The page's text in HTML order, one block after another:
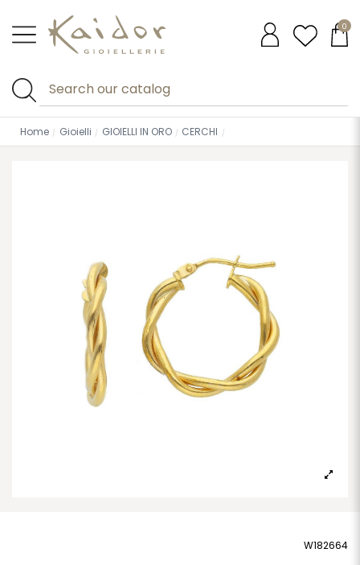
0
Home Gioielli GIOIELLI IN ORO CERCHI
W182664